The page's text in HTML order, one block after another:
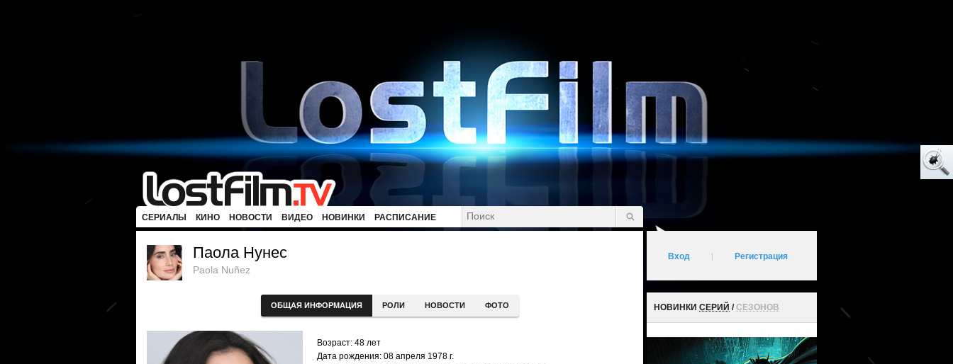
СЕРИАЛЫ КИНО НОВОСТИ ВИДЕО НОВИНКИ РАСПИСАНИЕ
Паола Нунес
Paola Nuñez
ОБЩАЯ ИНФОРМАЦИЯ РОЛИ НОВОСТИ ФОТО
Возраст: 48 лет
Дата рождения: 08 апреля 1978 г.
Вход Регистрация
НОВИНКИ СЕРИЙ /СЕЗОНОВ